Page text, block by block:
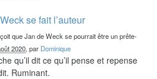
se fait l’auteur
que Jan de Weck se pourrait être un prête-
2020, par Dominique
qu’il dit ce qu’il pense et repense
Ruminant.